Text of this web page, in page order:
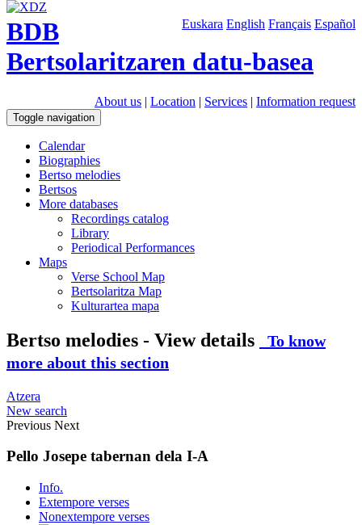
Euskara English Français Español
BDB
Bertsolaritzaren datu-basea
About us | Location | Services | Information request
Toggle navigation
Calendar
Biographies
Bertso melodies
Bertsos
More databases
Recordings catalog
Library
Periodical Performances
Maps
Verse School Map
Bertsolaritza Map
Kulturartea mapa
Bertso melodies - View details
To know
more about this section
Atzera
New search
Previous Next
Pello Josepe tabernan dela I-A
Info.
Extempore verses
Nonextempore verses